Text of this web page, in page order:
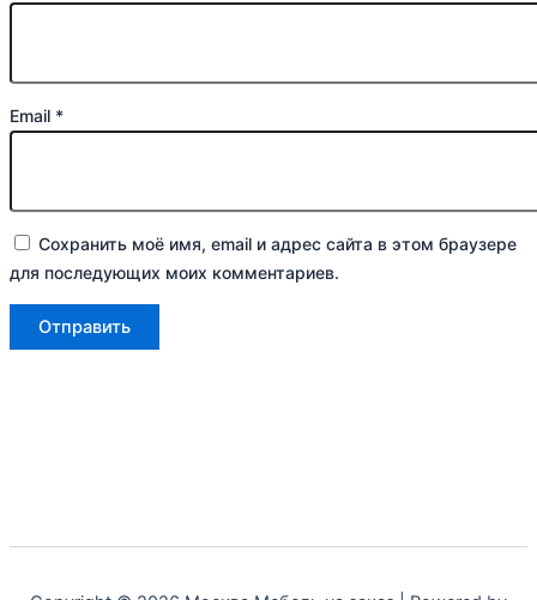
Email *
Сохранить моё имя, email и адрес сайта в этом браузере
для последующих моих комментариев.